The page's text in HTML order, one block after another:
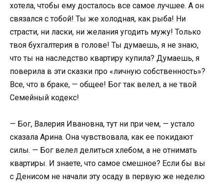
хотела, чтобы ему досталось все самое лучшее. А он
связался с тобой! Ты же холодная, как рыба! Ни
страсти, ни ласки, ни желания угодить мужу! Только
твоя бухгалтерия в голове! Ты думаешь, я не знаю,
что ты на наследство квартиру купила? Думаешь, я
поверила в эти сказки про «личную собственность»?
Все, что в браке, — общее! Бог так велел, а не твой
Семейный кодекс!
— Бог, Валерия Ивановна, тут ни при чем, — устало
сказала Арина. Она чувствовала, как ее покидают
силы. — Бог велел делиться хлебом, а не отнимать
квартиры. И знаете, что самое смешное? Если бы вы
с Денисом не начали эту осаду в первую же неделю